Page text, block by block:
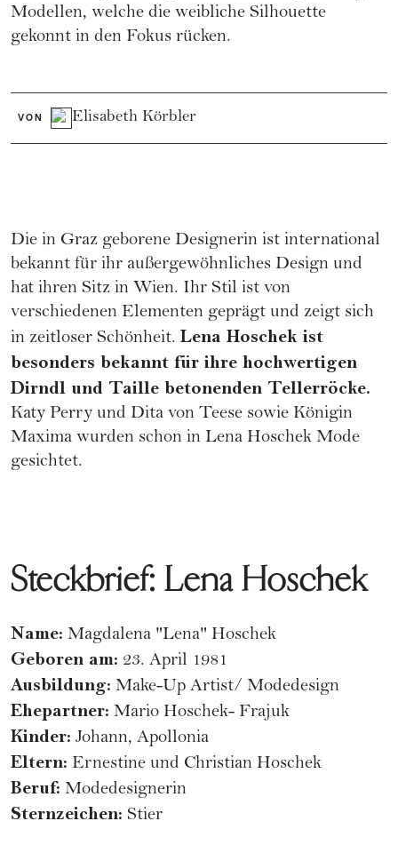
Modellen, welche die weibliche Silhouette
gekonnt in den Fokus rücken.
VON Elisabeth Körbler
Die in Graz geborene Designerin ist international
bekannt für ihr außergewöhnliches Design und
hat ihren Sitz in Wien. Ihr Stil ist von
verschiedenen Elementen geprägt und zeigt sich
in zeitloser Schönheit. Lena Hoschek ist
besonders bekannt für ihre hochwertigen
Dirndl und Taille betonenden Tellerröcke.
Katy Perry und Dita von Teese sowie Königin
Maxima wurden schon in Lena Hoschek Mode
gesichtet.
Steckbrief: Lena Hoschek
Name: Magdalena "Lena" Hoschek
Geboren am: 23. April 1981
Ausbildung: Make-Up Artist/ Modedesign
Ehepartner: Mario Hoschek- Frajuk
Kinder: Johann, Apollonia
Eltern: Ernestine und Christian Hoschek
Beruf: Modedesignerin
Sternzeichen: Stier